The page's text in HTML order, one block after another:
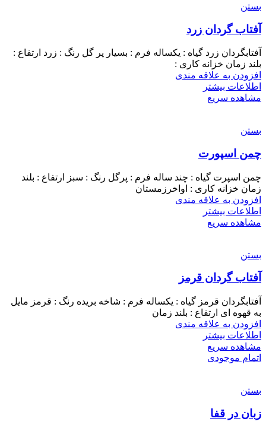
بستن
آفتاب گردان زرد
آفتابگردان زرد گیاه : یکساله فرم : بسیار پر گل رنگ : زرد ارتفاع :
بلند زمان خزانه کاری :
افزودن به علاقه مندی
اطلاعات بیشتر
مشاهده سریع
بستن
چمن اسپورت
چمن اسپرت گیاه : چند ساله فرم : پرگل رنگ : سبز ارتفاع : بلند
زمان خزانه کاری : اواخرزمستان
افزودن به علاقه مندی
اطلاعات بیشتر
مشاهده سریع
بستن
آفتاب گردان قرمز
آفتابگردان قرمز گیاه : یکساله فرم : شاخه بریده رنگ : قرمز مایل
به قهوه ای ارتفاع : بلند زمان
افزودن به علاقه مندی
اطلاعات بیشتر
مشاهده سریع
اتمام موجودی
بستن
زبان در قفا